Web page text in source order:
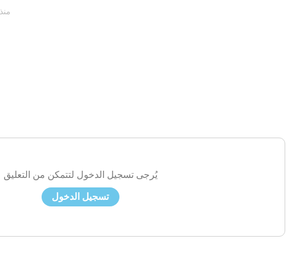
منذ 7 سنوات، 8 أشهر
يُرجى تسجيل الدخول لتتمكن من التعليق
تسجيل الدخول